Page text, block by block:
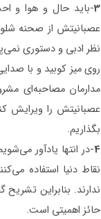
3-باید حال و هوا و
عصبانیتش از صحنه
نظر ادبی و دستوری
روی میز کوبید و با
مدارمان مصاحبه‌ای
عصبانیتش را ویرایش
بگذاریم.
4-در انتها یادآور
نقاط دنیا استفاده
ندارند. بنابراین
حائز اهمیتی است.